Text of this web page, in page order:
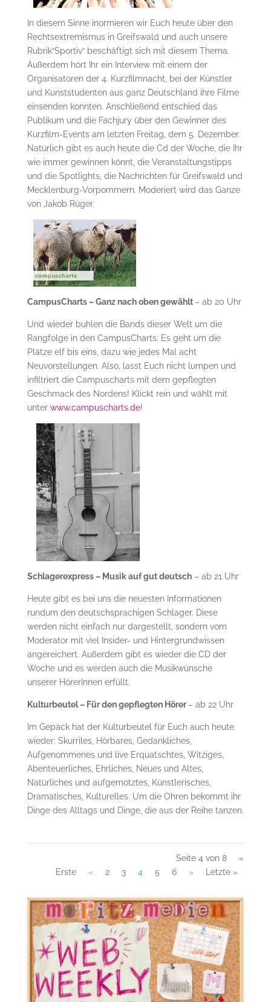
In diesem Sinne inormieren wir Euch heute über den
Rechtsextremismus in Greifswald und auch unsere
Rubrik“Sportiv“ beschäftigt sich mit diesem Thema.
Außerdem hört Ihr ein Interview mit einem der
Organisatoren der 4. Kurzfilmnacht, bei der Künstler
und Kunststudenten aus ganz Deutschland ihre Filme
einsenden konnten. Anschließend entschied das
Publikum und die Fachjury über den Gewinner des
Kurzfilm-Events am letzten Freitag, dem 5. Dezember.
Natürlich gibt es auch heute die Cd der Woche, die Ihr
wie immer gewinnen könnt, die Veranstaltungstipps
und die Spotlights, die Nachrichten für Greifswald und
Mecklenburg-Vorpommern. Moderiert wird das Ganze
von Jakob Rüger.
CampusCharts – Ganz nach oben gewählt – ab 20 Uhr
Und wieder buhlen die Bands dieser Welt um die
Rangfolge in den CampusCharts: Es geht um die
Plätze elf bis eins, dazu wie jedes Mal acht
Neuvorstellungen. Also, lasst Euch nicht lumpen und
infiltriert die Campuscharts mit dem gepflegten
Geschmack des Nordens! Klickt rein und wählt mit
unter www.campuscharts.de!
Schlagerexpress – Musik auf gut deutsch– ab 21 Uhr
Heute gibt es bei uns die neuesten Informationen
rundum den deutschsprachigen Schlager. Diese
werden nicht einfach nur dargestellt, sondern vom
Moderator mit viel Insider- und Hintergrundwissen
angereichert. Außerdem gibt es wieder die CD der
Woche und es werden auch die Musikwünsche
unserer HörerInnen erfüllt.
Kulturbeutel – Für den gepflegten Hörer– ab 22 Uhr
Im Gepäck hat der Kulturbeutel für Euch auch heute
wieder: Skurriles, Hörbares, Gedankliches,
Aufgenommenes und live Erquatschtes, Witziges,
Abenteuerliches, Ehrliches, Neues und Altes,
Natürliches und aufgemotztes, Künstlerisches,
Dramatisches, Kulturelles. Um die Ohren bekommt ihr
Dinge des Alltags und Dinge, die aus der Reihe tanzen.
Seite 4 von 8
«
Erste
« 2 3 4 5 6 » Letzte »